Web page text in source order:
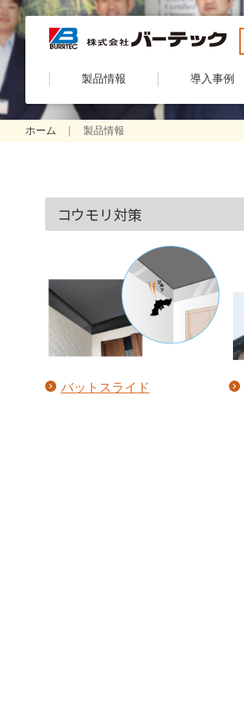
製品情報 導入事例
ホーム 製品情報
コウモリ対策
バットスライド